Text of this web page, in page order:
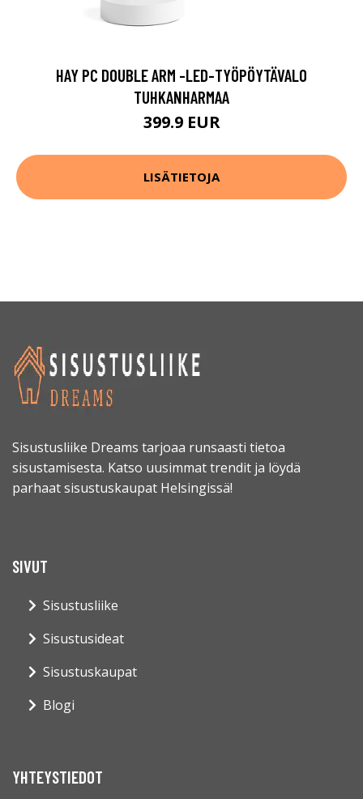
HAY PC DOUBLE ARM -LED-TYÖPÖYTÄVALO
TUHKANHARMAA
399.9 EUR
LISÄTIETOJA
Sisustusliike Dreams tarjoaa runsaasti tietoa
sisustamisesta. Katso uusimmat trendit ja löydä
parhaat sisustuskaupat Helsingissä!
SIVUT
Sisustusliike
Sisustusideat
Sisustuskaupat
Blogi
YHTEYSTIEDOT